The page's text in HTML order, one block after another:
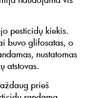
pesticidų kiekis.
buvo glifosatas, o
nustatomas
atstovas.
prieš